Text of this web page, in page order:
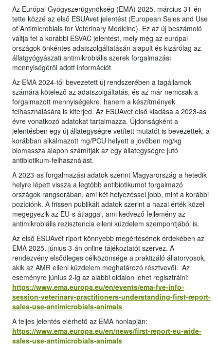
Az Európai Gyógyszerügynökség (EMA) 2025. március 31-én
tette közzé az első ESUAvet jelentést (European Sales and Use
of Antimicrobials for Veterinary Medicine). Ez az új beszámoló
váltja fel a korábbi ESVAC jelentést, mely még az európai
országok önkéntes adatszolgáltatásán alapult és kizárólag az
állatgyógyászati antimikrobiális szerek forgalmazási
mennyiségéről adott információt.
Az EMA 2024-től bevezetett új rendszerében a tagállamok
számára kötelező az adatszolgáltatás, és az már nemcsak a
forgalmazott mennyiségekre, hanem a készítmények
felhasználására is kiterjed. Az ESUAvet első kiadása a 2023-as
évre vonatkozó adatokat tartalmazza. Újdonságként a
jelentésben egy új állategységre vetített mutatót is bevezettek: a
korábban alkalmazott mg/PCU helyett a jövőben mg/kg
biomassza alapon számítják az egy állategységre jutó
antibiotikum-felhasználást.
A 2023-as forgalmazási adatok szerint Magyarország a hetedik
helyre lépett vissza a legtöbb antibiotikumot forgalmazó
országok rangsorában, ami két helyezéssel jobb, mint a korábbi
pozíciónk. A frissen publikált adatok szerint a hazai érték közel
megegyezik az EU-s átlaggal, ami kedvező fejlemény az
antimikrobiális rezisztencia elleni küzdelem szempontjából is.
Az első ESUAvet riport könnyebb megértésének érdekében az
EMA 2025. június 3-án online tájékoztatót szervez. A
rendezvény elsődleges célközönsége a praktizáló állatorvosok,
akik az AMR elleni küzdelem meghatározó résztvevői. Az
eseményre június 2-ig az alábbi oldalon lehet regisztrálni:
https://www.ema.europa.eu/en/events/ema-fve-info-
session-veterinary-practitioners-understanding-first-report-
sales-use-antimicrobials-animals
A teljes jelentés elérhető az EMA honlapján:
https://www.ema.europa.eu/en/news/first-report-eu-wide-
sales-use-antimicrobials-animals